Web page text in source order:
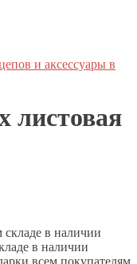
и аксессуары в
листовая
в наличии